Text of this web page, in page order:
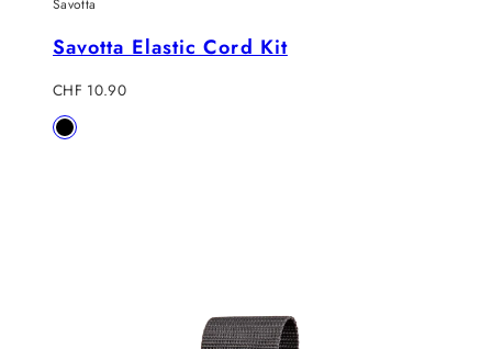
Savotta
Savotta Elastic Cord Kit
Regulärer
Preis
CHF 10.90
Verfügbar
Black